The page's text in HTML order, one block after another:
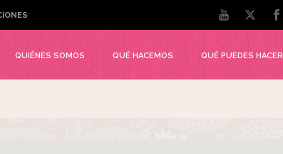
QUIÉNES SOMOS QUÉ HACEMOS QUÉ PUEDES HACER
funcional